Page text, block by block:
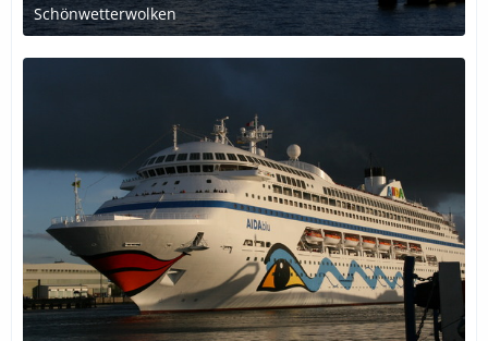
Schönwetterwolken
4. Dezember 2016 um 13:27